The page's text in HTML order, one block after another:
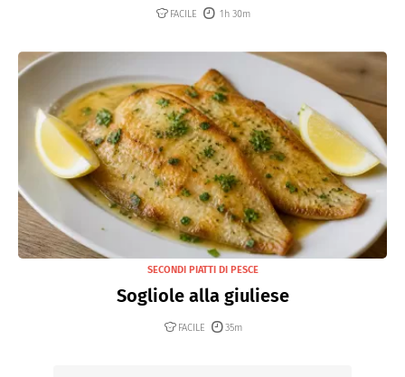
FACILE 1h 30m
SECONDI PIATTI DI PESCE
Sogliole alla giuliese
FACILE 35m